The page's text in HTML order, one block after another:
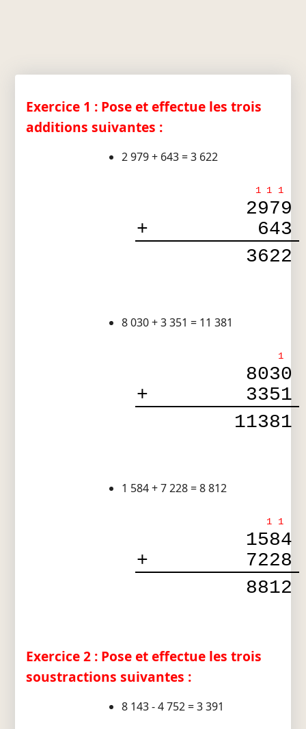
Exercice 1 : Pose et effectue les trois
additions suivantes :
2 979 + 643 = 3 622
1 1 1
2979
+
643
3622
8 030 + 3 351 = 11 381
1
8030
+
3351
11381
1 584 + 7 228 = 8 812
1 1
1584
+
7228
8812
Exercice 2 : Pose et effectue les trois
soustractions suivantes :
8 143 - 4 752 = 3 391